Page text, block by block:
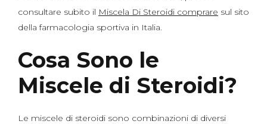
consultare subito il Miscela Di Steroidi comprare sul sito
della farmacologia sportiva in Italia.
Cosa Sono le
Miscele di Steroidi?
Le miscele di steroidi sono combinazioni di diversi